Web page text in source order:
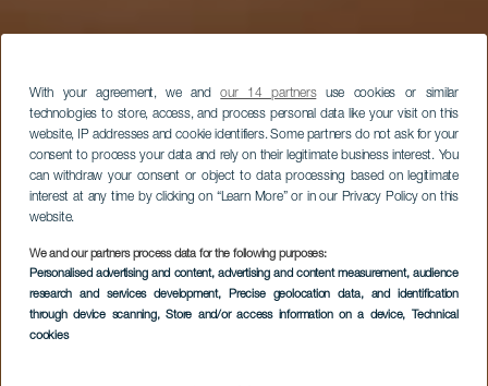
With your agreement, we andour 14 partnersuse cookies or similar
technologies to store, access, and process personal data like your visit on this
website, IP addresses and cookie identifiers. Some partners do not ask for your
consent to process your data and rely on their legitimate business interest. You
can withdraw your consent or object to data processing based on legitimate
interest at any time by clicking on “Learn More” or in our Privacy Policy on this
website.
We and our partners process data for the following purposes:
Personalised advertising and content, advertising and content measurement, audience
research and services development, Precise geolocation data, and identification
through device scanning, Store and/or access information on a device, Technical
cookies